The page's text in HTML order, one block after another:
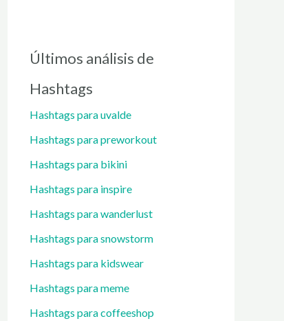
Últimos análisis de
Hashtags
Hashtags para uvalde
Hashtags para preworkout
Hashtags para bikini
Hashtags para inspire
Hashtags para wanderlust
Hashtags para snowstorm
Hashtags para kidswear
Hashtags para meme
Hashtags para coffeeshop